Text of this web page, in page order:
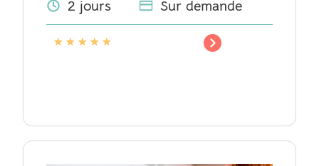
2 jours Sur demande
★ ★ ★ ★ ★